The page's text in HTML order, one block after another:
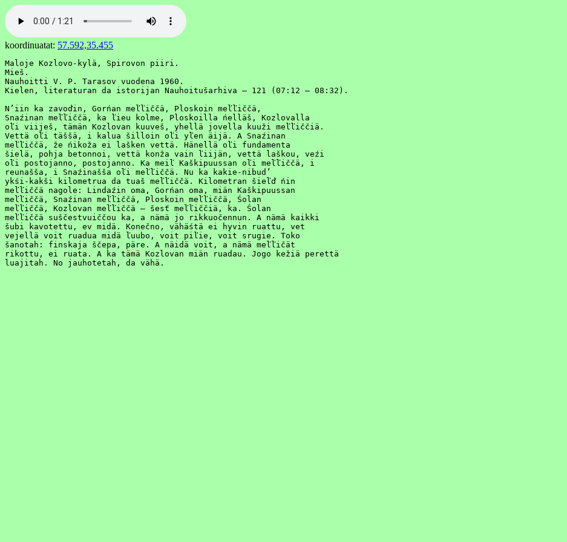
koordinuatat: 57.592,35.455
Maloje Kozlovo-kylä, Spirovon piiri.
Mieš.
Nauhoitti V. P. Tarasov vuodena 1960.
Kielen, literaturan da istorijan Nauhoitušarhiva – 121 (07:12 – 08:32).
N’iin ka zavoďin, Gorńan meľľiččä, Ploskoin meľľiččä,
Snaźinan meľľiččä, ka ľieu kolme, Ploskoilla ńelläš, Kozlovalla
oľi viiješ, tämän Kozlovan kuuveš, yhellä jovella kuuži meľľiččiä.
Vettä oľi täššä, i kalua šilloin oľi yľen äijä. A Snaźinan
meľľiččä, že ńikoža ei lašken vettä. Hänellä oľi fundamenta
šielä, pohja betonnoi, vettä konža vain ľiijän, vettä laškou, veźi
oľi postojanno, postojanno. Ka meiľ Kaškipuussan oľi meľľiččä, i
reunašša, i Snaźinašša oľi meľľiččä. Nu ka kakie-nibud’
ykśi-kakši kilometrua da tuaš meľľiččä. Kilometran šieľď ńin
meľľiččä nagole: Lindaźin oma, Gorńan oma, miän Kaškipuussan
meľľiččä, Snaźinan meľľiččä, Ploskoin meľľiččä, Śolan
meľľiččä, Kozlovan meľľiččä – šesť meľľiččiä, ka. Śolan
meľľiččä suščestvuiččou ka, a nämä jo rikkuočennun. A nämä kaikki
šubi kavotettu, ev midä. Konečno, vähäśtä ei hyvin ruattu, vet
vejellä voit ruadua midä ľuubo, voit piľie, voit srugie. Toko
šanotah: finskaja ščepa, päre. A näidä voit, a nämä meľľičät
rikottu, ei ruata. A ka tämä Kozlovan miän ruadau. Jogo kežiä perettä